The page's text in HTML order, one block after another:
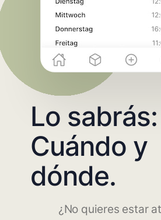
Lo sabrás:
Cuándo y
dónde.
¿No quieres estar